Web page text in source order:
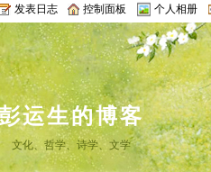
发表日志 控制面板 个人相册
运生的博客
文化、哲学、诗学、文学